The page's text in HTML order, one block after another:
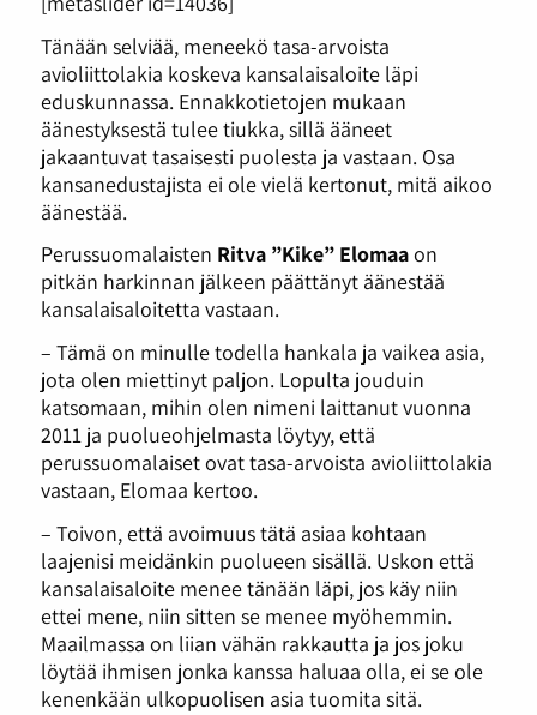
Tänään selviää, meneekö tasa-arvoista
avioliittolakia koskeva kansalaisaloite läpi
eduskunnassa. Ennakkotietojen mukaan
äänestyksestä tulee tiukka, sillä ääneet
jakaantuvat tasaisesti puolesta ja vastaan. Osa
kansanedustajista ei ole vielä kertonut, mitä aikoo
äänestää.
Perussuomalaisten Ritva ”Kike” Elomaaon
pitkän harkinnan jälkeen päättänyt äänestää
kansalaisaloitetta vastaan.
– Tämä on minulle todella hankala ja vaikea asia,
jota olen miettinyt paljon. Lopulta jouduin
katsomaan, mihin olen nimeni laittanut vuonna
2011 ja puolueohjelmasta löytyy, että
perussuomalaiset ovat tasa-arvoista avioliittolakia
vastaan, Elomaa kertoo.
– Toivon, että avoimuus tätä asiaa kohtaan
laajenisi meidänkin puolueen sisällä. Uskon että
kansalaisaloite menee tänään läpi, jos käy niin
ettei mene, niin sitten se menee myöhemmin.
Maailmassa on liian vähän rakkautta ja jos joku
löytää ihmisen jonka kanssa haluaa olla, ei se ole
kenenkään ulkopuolisen asia tuomita sitä.